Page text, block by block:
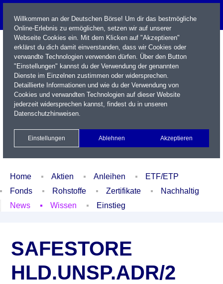
Name / WKN / ISIN / Kürzel
Xetra Realtime
Watchlist Portfolio Login
Home Aktien Anleihen
ETF/ETP
Fonds
Rohstoffe Zertifikate
Nachhaltig
News
Wissen Einstieg
SAFESTORE
HLD.UNSP.ADR/2
Willkommen an der Deutschen Börse! Um dir das bestmögliche
Online-Erlebnis zu ermöglichen, setzen wir auf unserer
Webseite Cookies ein. Mit dem Klicken auf "Akzeptieren"
erklärst du dich damit einverstanden, dass wir Cookies oder
verwandte Technologien verwenden dürfen. Über den Button
"Einstellungen" kannst du der Verwendung der genannten
Dienste im Einzelnen zustimmen oder widersprechen.
Detaillierte Informationen und wie du der Verwendung von
Cookies und verwandten Technologien auf dieser Website
jederzeit widersprechen kannst, findest du in unseren
Datenschutzhinweisen.
Einstellungen Ablehnen Akzeptieren